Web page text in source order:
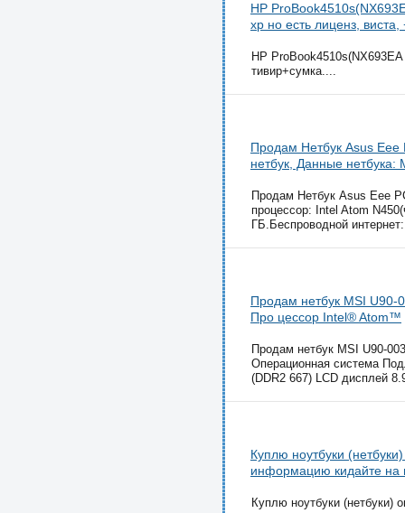
НР
хр но есть лиценз, виста,
НР
тивир+сумка....
Продам Нетбук Asus
нетбук, Данные
Продам Нетбук Asus Eee
процессор: Intel Atom
ГБ.Беспроводной
Продам нетбук MSI U90-
Про цессор Intel® Atom™
Продам нетбук MSI U90-
Операционная система
(DDR2 667) LCD дисплей
Куплю ноутбуки
информацию кидайте на
Куплю ноутбуки (нетбуки)